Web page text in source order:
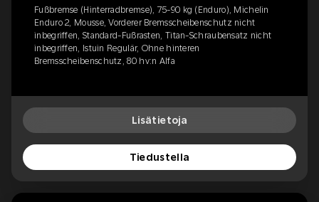
Fußbremse (Hinterradbremse), 75-90 kg (Enduro), Michelin
Enduro 2, Mousse, Vorderer Bremsscheibenschutz nicht
inbegriffen, Standard-Fußrasten, Titan-Schraubensatz nicht
inbegriffen, Istuin Regulär, Ohne hinteren
Bremsscheibenschutz, 80 hv:n Alfa
Lisätietoja
Tiedustella